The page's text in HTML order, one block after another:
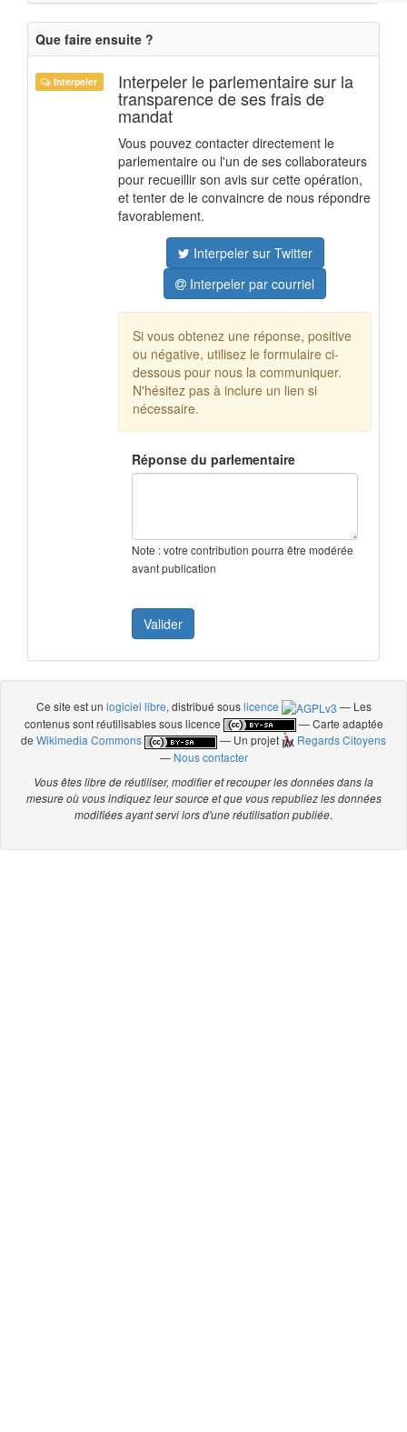
Que faire ensuite ?
Interpeler Interpeler le parlementaire sur la
transparence de ses frais de
mandat
Vous pouvez contacter directement le
parlementaire ou l'un de ses collaborateurs
pour recueillir son avis sur cette opération,
et tenter de le convaincre de nous répondre
favorablement.
Interpeler sur Twitter
Interpeler par courriel
Si vous obtenez une réponse, positive
ou négative, utilisez le formulaire ci-
dessous pour nous la communiquer.
N'hésitez pas à inclure un lien si
nécessaire.
Réponse du parlementaire
Note : votre contribution pourra être modérée
avant publication
Ce site est un logiciel libre, distribué souslicence
— Les
contenus sont réutilisables sous licence
— Carte adaptée
deWikimedia Commons — Un projet
Regards Citoyens
— Nous contacter
Vous êtes libre de réutiliser, modifier et recouper les données dans la
mesure où vous indiquez leur source et que vous republiez les données
modifiées ayant servi lors d'une réutilisation publiée.